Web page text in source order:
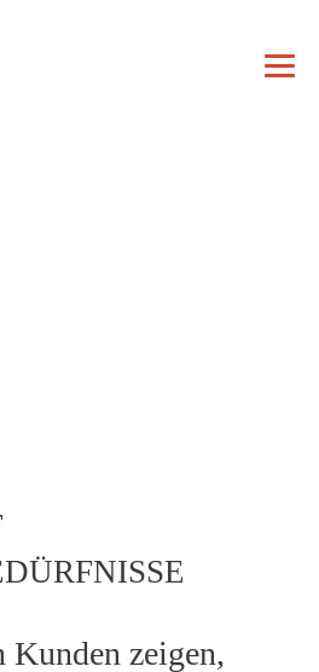
BLOG
BÜCHER
Kunden zeigen,